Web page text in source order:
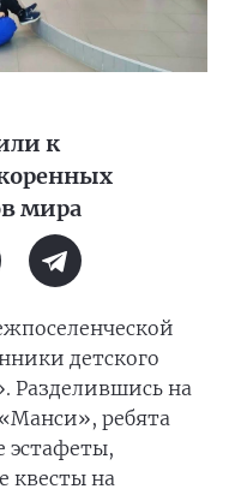
к
мира
детского
Разделившись на
ребята
эстафеты,
квесты на